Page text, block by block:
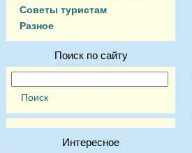
Советы туристам
Разное
Поиск по сайту
Интересное